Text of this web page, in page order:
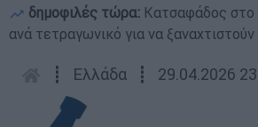
δημοφιλές τώρα: Κατσαφάδος
ανά τετραγωνικό για να ξαναχτιστούν
┋ Ελλάδα ┋ 29.04.2026